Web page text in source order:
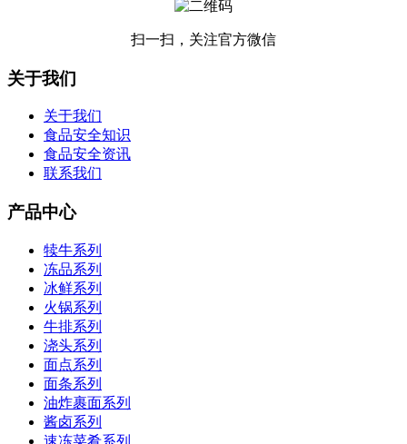
扫一扫，关注官方微信
关于我们
关于我们
食品安全知识
食品安全资讯
联系我们
产品中心
犊牛系列
冻品系列
冰鲜系列
火锅系列
牛排系列
浇头系列
面点系列
面条系列
油炸裹面系列
酱卤系列
速冻菜肴系列